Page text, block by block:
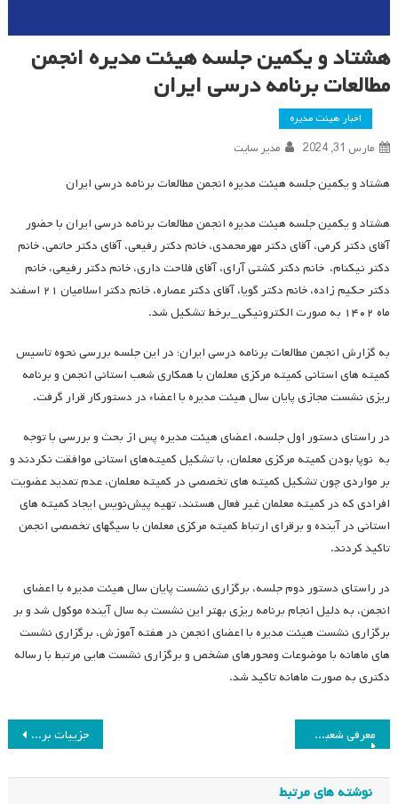
هشتاد و یکمین جلسه هیئت مدیره انجمن
مطالعات برنامه درسی ایران
اخبار هیئت مدیره
مارس 31, 2024 مدیر سایت
هشتاد و یکمین جلسه هیئت مدیره انجمن مطالعات برنامه درسی ایران
هشتاد و یکمین جلسه هیئت مدیره انجمن مطالعات برنامه درسی ایران با حضور
آقای دکتر کرمی، آقای دکتر مهرمحمدی، خانم دکتر رفیعی، آقای دکتر حاتمی، خانم
دکتر نیکنام، خانم دکتر کشتی آرای، آقای فلاحت داری، خانم دکتر رفیعی، خانم
دکتر حکیم زاده، خانم دکتر گویا، آقای دکتر عصاره، خانم دکتر اسلامیان ۲۱ اسفند
ماه ۱۴۰۲ به صورت الکترونیکی_برخط تشکیل شد.
به گزارش انجمن مطالعات برنامه درسی ایران؛ در این جلسه بررسی نحوه تاسیس
کمیته های استانی کمیته مرکزی معلمان با همکاری شعب استانی انجمن و برنامه
ریزی نشست مجازی پایان سال هیئت مدیره با اعضاء در دستورکار قرار گرفت.
در راستای دستور اول جلسه، اعضای هیئت مدیره پس از بحث و بررسی با توجه
به نوپا بودن کمیته مرکزی معلمان، با تشکیل کمیته‌های استانی موافقت نکردند و
بر مواردی چون تشکیل کمیته های تخصصی در کمیته معلمان، عدم تمدید عضویت
افرادی که در کمیته معلمان غیر فعال هستند، تهیه پیش‌نویس ایجاد کمیته های
استانی در آینده و برقرای ارتباط کمیته مرکزی معلمان با سیگهای تخصصی انجمن
تاکید کردند.
در راستای دستور دوم جلسه، برگزاری نشست پایان سال هیئت مدیره با اعضای
انجمن، به دلیل انجام برنامه ریزی بهتر این نشست به سال آینده موکول شد و بر
برگزاری نشست هیئت مدیره با اعضای انجمن در هفته آموزش، برگزاری نشست
های ماهانه با موضوعات ومحورهای مشخص و برگزاری نشست هایی مرتبط با رساله
دکتری به صورت ماهانه تاکید شد.
راهبری
نوشته
جزییات برگزاری بیستمین همایش ملی انجمن مطالعات برنامه درسی ایران معرفی شعبه خراسان رضوی و فعالیت‌های آن
نوشته های مرتبط